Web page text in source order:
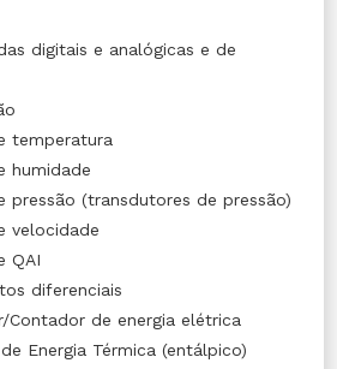
digitais e analógicas e de
temperatura
humidade
pressão (transdutores de pressão)
velocidade
QAI
diferenciais
Contador de energia elétrica
Energia Térmica (entálpico)